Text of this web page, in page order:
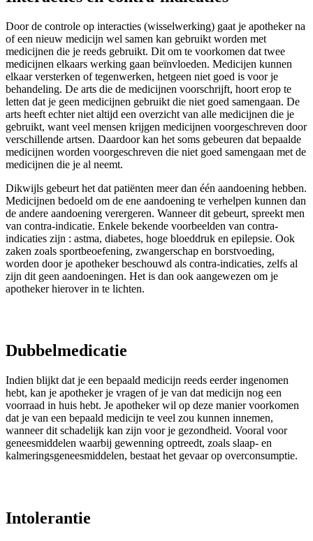
Door de controle op interacties (wisselwerking) gaat je apotheker na
of een nieuw medicijn wel samen kan gebruikt worden met
medicijnen die je reeds gebruikt. Dit om te voorkomen dat twee
medicijnen elkaars werking gaan beïnvloeden. Medicijen kunnen
elkaar versterken of tegenwerken, hetgeen niet goed is voor je
behandeling. De arts die de medicijnen voorschrijft, hoort erop te
letten dat je geen medicijnen gebruikt die niet goed samengaan. De
arts heeft echter niet altijd een overzicht van alle medicijnen die je
gebruikt, want veel mensen krijgen medicijnen voorgeschreven door
verschillende artsen. Daardoor kan het soms gebeuren dat bepaalde
medicijnen worden voorgeschreven die niet goed samengaan met de
medicijnen die je al neemt.
Dikwijls gebeurt het dat patiënten meer dan één aandoening hebben.
Medicijnen bedoeld om de ene aandoening te verhelpen kunnen dan
de andere aandoening verergeren. Wanneer dit gebeurt, spreekt men
van contra-indicatie. Enkele bekende voorbeelden van contra-
indicaties zijn : astma, diabetes, hoge bloeddruk en epilepsie. Ook
zaken zoals sportbeoefening, zwangerschap en borstvoeding,
worden door je apotheker beschouwd als contra-indicaties, zelfs al
zijn dit geen aandoeningen. Het is dan ook aangewezen om je
apotheker hierover in te lichten.
Dubbelmedicatie
Indien blijkt dat je een bepaald medicijn reeds eerder ingenomen
hebt, kan je apotheker je vragen of je van dat medicijn nog een
voorraad in huis hebt. Je apotheker wil op deze manier voorkomen
dat je van een bepaald medicijn te veel zou kunnen innemen,
wanneer dit schadelijk kan zijn voor je gezondheid. Vooral voor
geneesmiddelen waarbij gewenning optreedt, zoals slaap- en
kalmeringsgeneesmiddelen, bestaat het gevaar op overconsumptie.
Intolerantie